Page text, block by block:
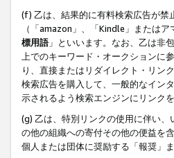
(f) 乙は、結果的に有料検索広告が禁
（「amazon」、「Kindle」または
標用語」といいます。なお、乙は非
上でのキーワード・オークションに
り、直接またはリダイレクト・リン
検索広告を購入して、一般的なイン
示されるよう検索エンジンにリンク
(g) 乙は、特別リンクの使用に伴い
の他の組織への寄付その他の便益を
個人または団体に奨励する「報奨」